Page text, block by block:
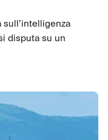
sull’intelligenza
disputa su un